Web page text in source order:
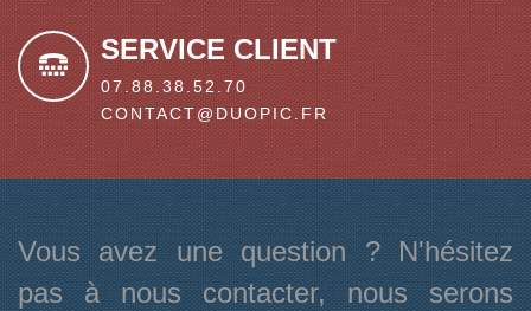
SERVICE CLIENT
07.88.38.52.70
CONTACT@DUOPIC.FR
Vous avez une question ? N'hésitez
pas à nous contacter, nous serons